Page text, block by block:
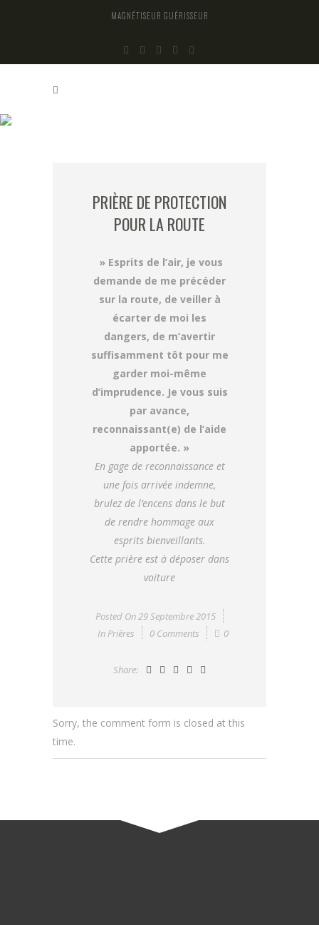
MAGNÉTISEUR GUÉRISSEUR
PRIÈRE DE PROTECTION
POUR LA ROUTE
» Esprits de l’air, je vous
demande de me précéder
sur la route, de veiller à
écarter de moi les
dangers, de m’avertir
suffisamment tôt pour me
garder moi-même
d’imprudence. Je vous suis
par avance,
reconnaissant(e) de l’aide
apportée. »
En gage de reconnaissance et
une fois arrivée indemne,
brulez de l’encens dans le but
de rendre hommage aux
esprits bienveillants.
Cette prière est à déposer dans
voiture
Posted On29 Septembre 2015
InPrières 0 Comments 0
Share:
Sorry, the comment form is closed at this
time.